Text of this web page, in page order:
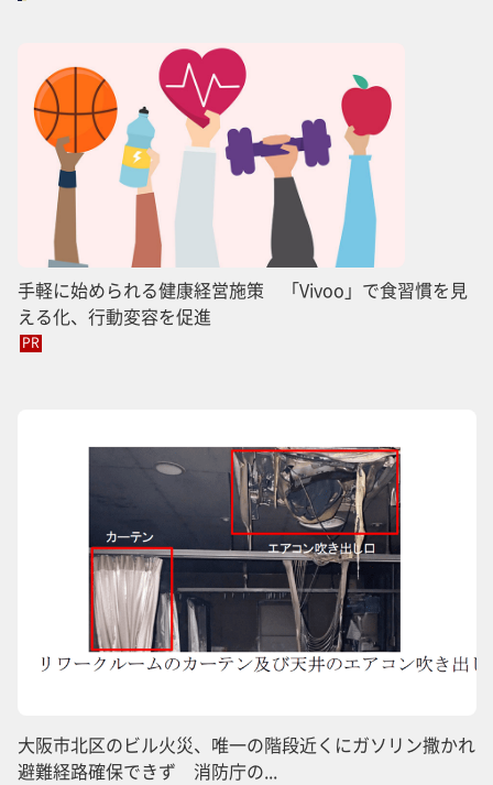
手軽に始められる健康経営施策 「Vivoo」で食習慣を見
える化、行動変容を促進
PR
大阪市北区のビル火災、唯一の階段近くにガソリン撒かれ
避難経路確保できず 消防庁の...